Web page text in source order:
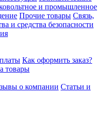
и промышленное
Прочие товары Связь,
и средства безопасности
Как оформить заказ?
товары
о компании Статьи и